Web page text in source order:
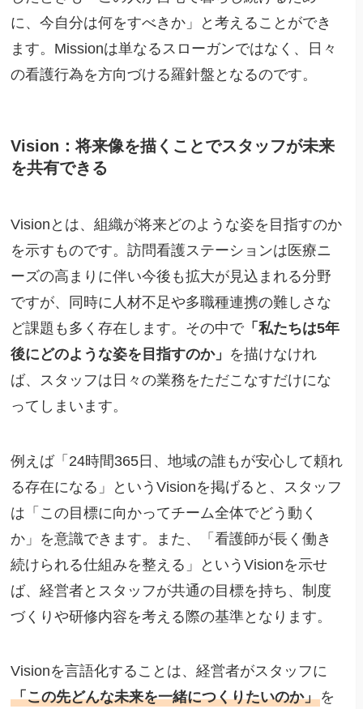
に、今自分は何をすべきか」と考えることができ
ます。Missionは単なるスローガンではなく、日々
の看護行為を方向づける羅針盤となるのです。
Vision：将来像を描くことでスタッフが未来
を共有できる
Visionとは、組織が将来どのような姿を目指すのか
を示すものです。訪問看護ステーションは医療ニ
ーズの高まりに伴い今後も拡大が見込まれる分野
ですが、同時に人材不足や多職種連携の難しさな
ど課題も多く存在します。その中で「私たちは5年
後にどのような姿を目指すのか」 を描けなけれ
ば、スタッフは日々の業務をただこなすだけにな
ってしまいます。
例えば「24時間365日、地域の誰もが安心して頼れ
る存在になる」というVisionを掲げると、スタッフ
は「この目標に向かってチーム全体でどう動く
か」を意識できます。また、「看護師が長く働き
続けられる仕組みを整える」というVisionを示せ
ば、経営者とスタッフが共通の目標を持ち、制度
づくりや研修内容を考える際の基準となります。
Visionを言語化することは、経営者がスタッフに
「この先どんな未来を一緒につくりたいのか」を